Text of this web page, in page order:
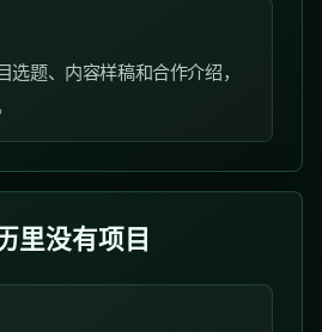
选题、内容样稿和合作介绍，
里没有项目